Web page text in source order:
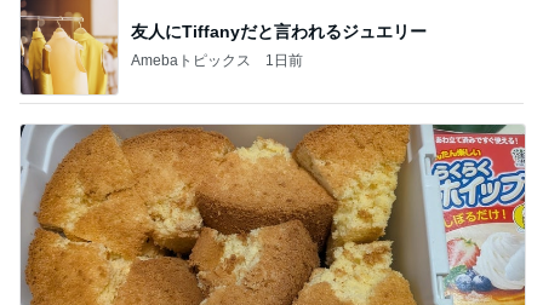
友人にTiffanyだと言われるジュエリー
Amebaトピックス 1日前